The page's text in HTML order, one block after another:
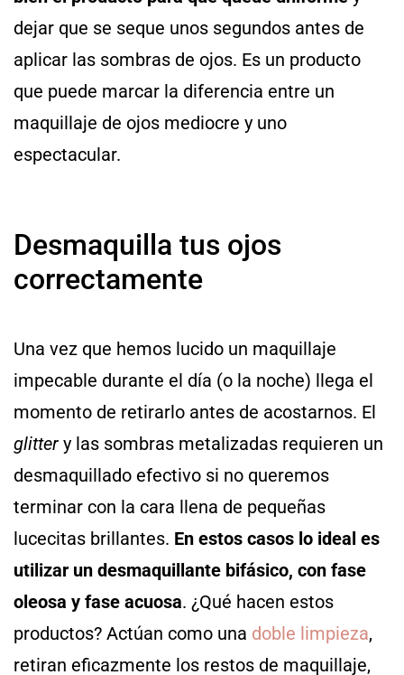
dejar que se seque unos segundos antes de
aplicar las sombras de ojos. Es un producto
que puede marcar la diferencia entre un
maquillaje de ojos mediocre y uno
espectacular.
Desmaquilla tus ojos
correctamente
Una vez que hemos lucido un maquillaje
impecable durante el día (o la noche) llega el
momento de retirarlo antes de acostarnos. El
glitter y las sombras metalizadas requieren un
desmaquillado efectivo si no queremos
terminar con la cara llena de pequeñas
lucecitas brillantes. En estos casos lo ideal es
utilizar un desmaquillante bifásico, con fase
oleosa y fase acuosa. ¿Qué hacen estos
productos? Actúan como una doble limpieza,
retiran eficazmente los restos de maquillaje,